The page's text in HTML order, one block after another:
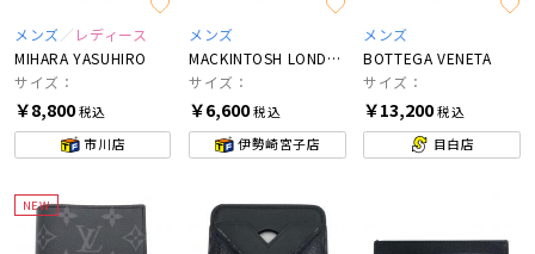
メンズ
レディース
MIHARA YASUHIRO
サイズ：
￥8,800税込
市川店
メンズ
MACKINTOSH LONDON
サイズ：
￥6,600税込
伊勢崎宮子店
メンズ
BOTTEGA VENETA
サイズ：
￥13,200税込
目白店
NEW